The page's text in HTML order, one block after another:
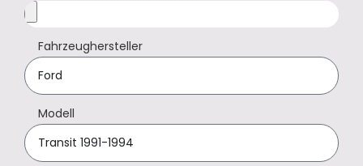
Fahrzeughersteller
Modell